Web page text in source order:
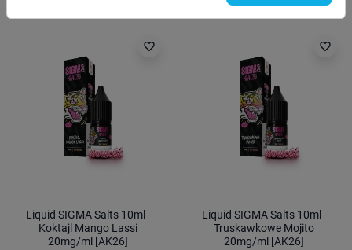
favorite_border
Liquid SIGMA Salts 10ml -
Koktajl Mango Lassi
20mg/ml [AK26]
favorite_border
Liquid SIGMA Salts 10ml -
Truskawkowe Mojito
20mg/ml [AK26]